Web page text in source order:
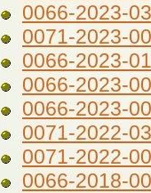
0066-2023-
0071-2023-
0066-2023-
0066-2023-
0066-2023-
0071-2022-
0071-2022-
0066-2018-